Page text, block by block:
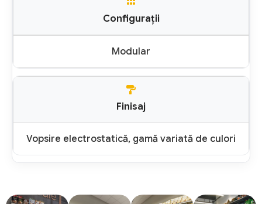
Configurații
Modular
Finisaj
Vopsire electrostatică, gamă variată de culori